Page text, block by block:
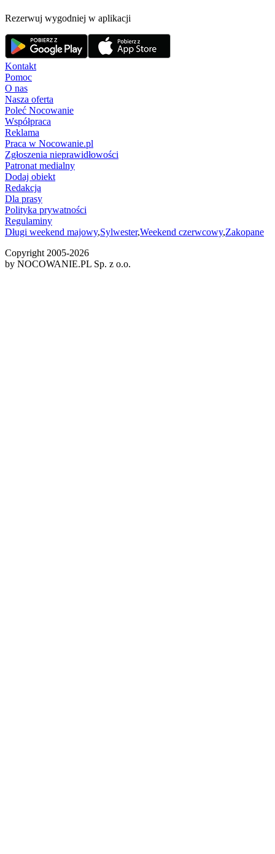
Rezerwuj wygodniej w aplikacji
Kontakt
Pomoc
O nas
Nasza oferta
Poleć Nocowanie
Współpraca
Reklama
Praca w Nocowanie.pl
Zgłoszenia nieprawidłowości
Patronat medialny
Dodaj obiekt
Redakcja
Dla prasy
Polityka prywatności
Regulaminy
Długi weekend majowy,Sylwester,Weekend czerwcowy,Zakopane
Copyright 2005-2026
by NOCOWANIE.PL Sp. z o.o.